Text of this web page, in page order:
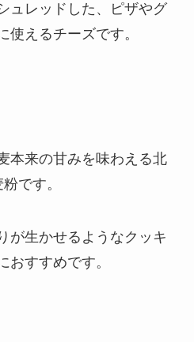
ュレッドした、ピザやグ
使えるチーズです。
本来の甘みを味わえる北
です。
が生かせるようなクッキ
おすすめです。